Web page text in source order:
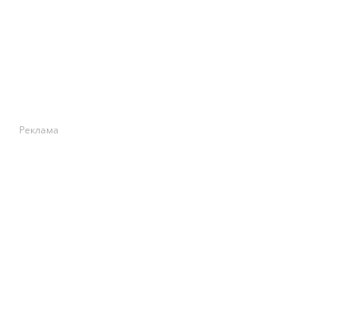
Реклама